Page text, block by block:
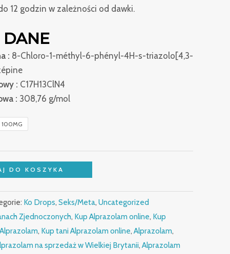
12 godzin w zależności od dawki.
DANE
: 8-Chloro-1-méthyl-6-phényl-4H-s-triazolo[4,3-
: C17H13ClN4
: 308,76 g/mol
100MG
DO KOSZYKA
Ko Drops, Seks/Meta, Uncategorized
Zjednoczonych, Kup Alprazolam online, Kup
, Kup tani Alprazolam online,Alprazolam,
na sprzedaż w Wielkiej Brytanii,Alprazolam